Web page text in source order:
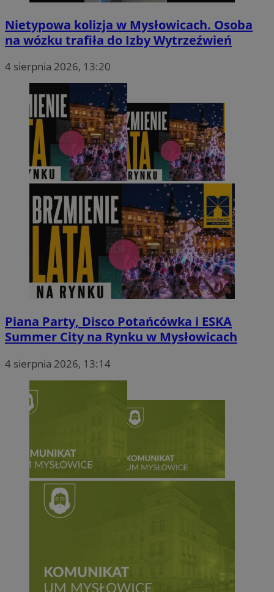
Nietypowa kolizja w Mysłowicach. Osoba
na wózku trafiła do Izby Wytrzeźwień
4 sierpnia 2026, 13:20
Piana Party, Disco Potańcówka i ESKA
Summer City na Rynku w Mysłowicach
4 sierpnia 2026, 13:14